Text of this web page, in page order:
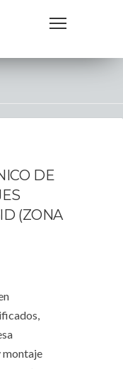
DE
(ZONA
montaje